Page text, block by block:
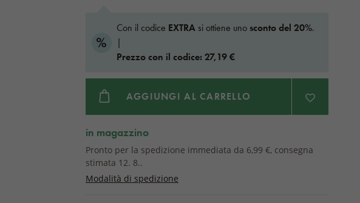
Con il codice EXTRA si ottiene uno sconto del 20%.
|
Prezzo con il codice: 27,19 €
AGGIUNGI AL CARRELLO
in magazzino
Pronto per la spedizione immediata da 6,99 €, consegna
stimata 12. 8..
Modalità di spedizione